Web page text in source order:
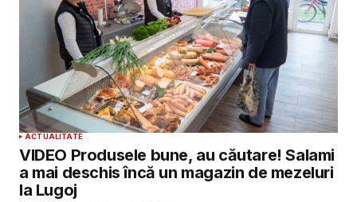
ACTUALITATE
VIDEO Produsele bune, au căutare! Salami
a mai deschis încă un magazin de mezeluri
la Lugoj